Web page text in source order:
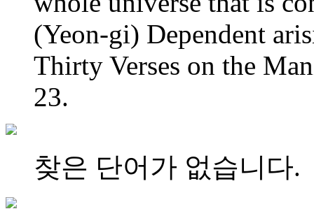
(Yeon-gi) Dependent
Thirty Verses on the
23.
찾은 단어가 없습니다.